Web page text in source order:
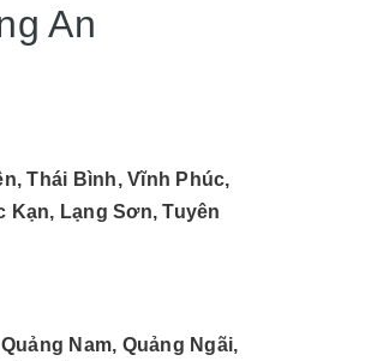
An
Thái Bình, Vĩnh Phúc,
Kạn, Lạng Sơn, Tuyên
Nam, Quảng Ngãi,